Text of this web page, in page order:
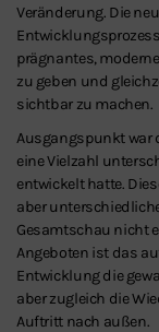
Veränderung. Die
prägnantes,
zu geben und
sichtbar zu machen.
Ausgangspunkt war
eine Vielzahl
entwickelt hatte.
aber
Gesamtschau nicht
Angeboten ist das
Entwicklung die
aber zugleich die
Auftritt nach außen.